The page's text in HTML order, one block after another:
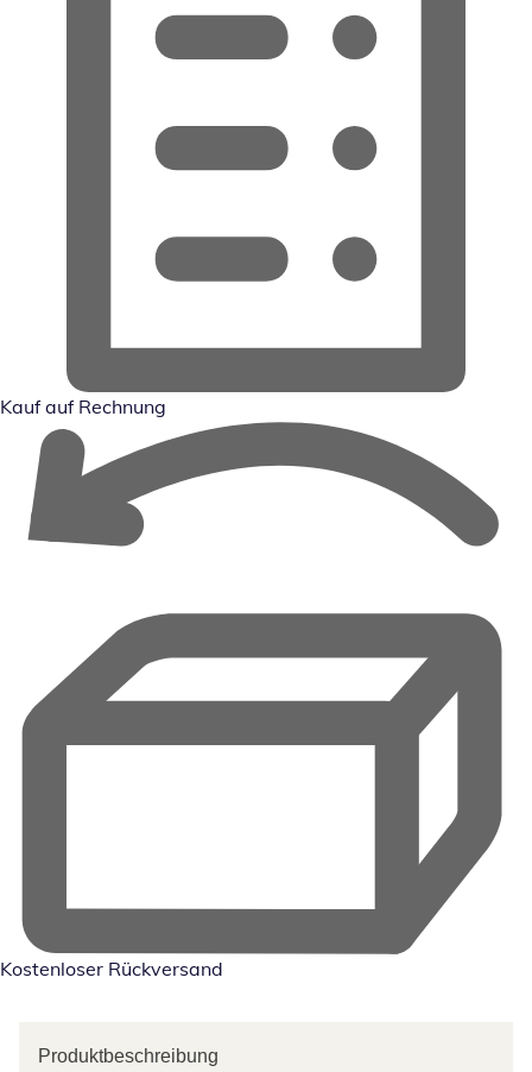
Kauf auf Rechnung
Kostenloser Rückversand
Produktbeschreibung